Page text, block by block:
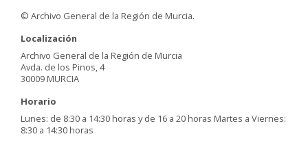
© Archivo General de la Región de Murcia.
Localización
Archivo General de la Región de Murcia
Avda. de los Pinos, 4
30009 MURCIA
Horario
Lunes: de 8:30 a 14:30 horas y de 16 a 20 horas Martes a Viernes:
8:30 a 14:30 horas